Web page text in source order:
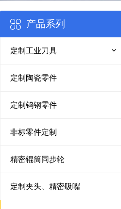
产品系列
定制工业刀具
定制陶瓷零件
定制钨钢零件
非标零件定制
精密辊筒同步轮
定制夹头、精密吸嘴